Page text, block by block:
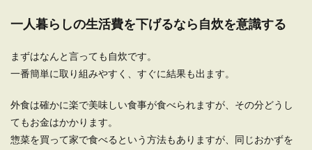
一人暮らしの生活費を下げるなら自炊を意識する
まずはなんと言っても自炊です。
一番簡単に取り組みやすく、すぐに結果も出ます。
外食は確かに楽で美味しい食事が食べられますが、その分どうし
てもお金はかかります。
惣菜を買って家で食べるという方法もありますが、同じおかずを